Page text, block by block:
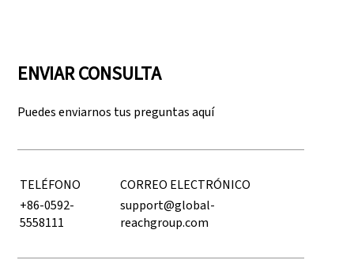
ENVIAR CONSULTA
Puedes enviarnos tus preguntas aquí
TELÉFONO
CORREO ELECTRÓNICO
+86-0592-
5558111
support@global-
reachgroup.com